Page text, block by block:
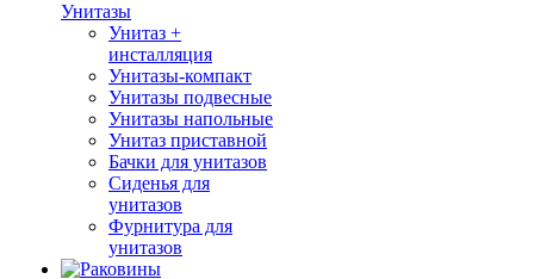
Унитазы
Унитаз +
инсталляция
Унитазы-компакт
Унитазы подвесные
Унитазы напольные
Унитаз приставной
Бачки для унитазов
Сиденья для
унитазов
Фурнитура для
унитазов